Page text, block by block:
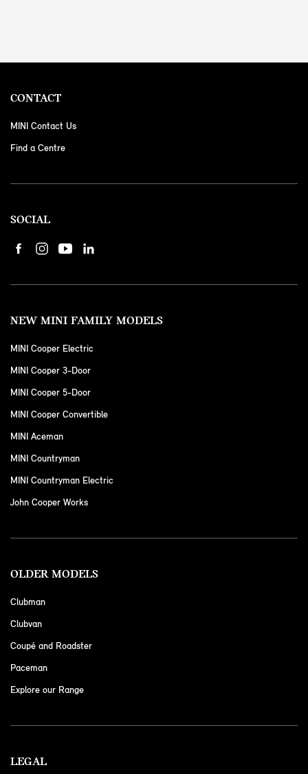
CONTACT
MINI Contact Us
Find a Centre
SOCIAL
NEW MINI FAMILY MODELS
MINI Cooper Electric
MINI Cooper 3-Door
MINI Cooper 5-Door
MINI Cooper Convertible
MINI Aceman
MINI Countryman
MINI Countryman Electric
John Cooper Works
OLDER MODELS
Clubman
Clubvan
Coupé and Roadster
Paceman
Explore our Range
LEGAL